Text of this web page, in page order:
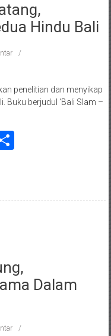
Hindu Bali
penelitian dan menyikap
Buku berjudul ‘Bali Slam –
Share
Dalam